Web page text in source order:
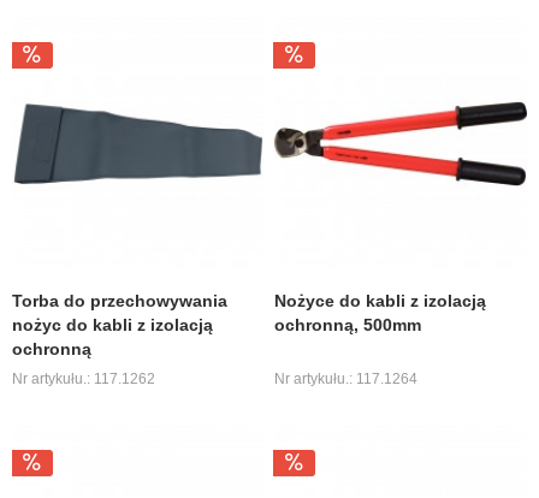
Torba do przechowywania
nożyc do kabli z izolacją
ochronną
Nr artykułu.: 117.1262
Nożyce do kabli z izolacją
ochronną, 500mm
Nr artykułu.: 117.1264